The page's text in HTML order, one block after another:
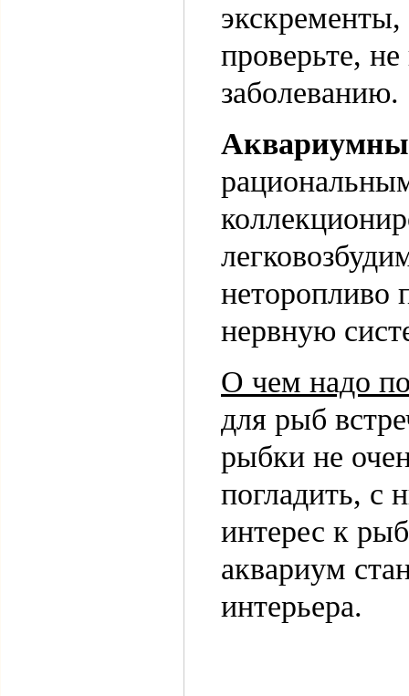
проверьте,
заболеванию.
нервную
О чем надо
для рыб
рыбки не
погладить, с
интерес к
аквариум
интерьера.